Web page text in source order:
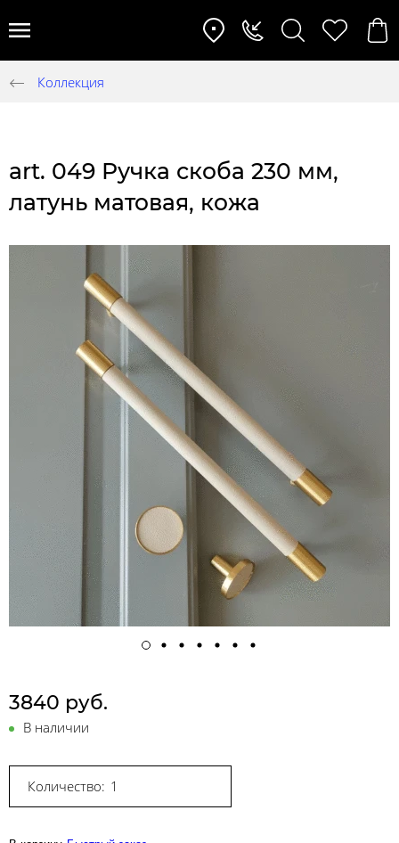
Коллекция
art. 049 Ручка скоба 230 мм,
латунь матовая, кожа
3840 руб.
В наличии
Количество: